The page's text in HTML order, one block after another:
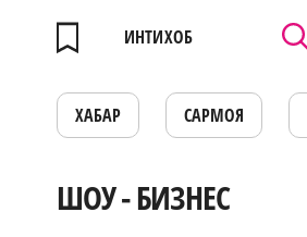
ИНТИХОБ
ХАБАР САРМОЯ
ШОУ - БИЗНЕС